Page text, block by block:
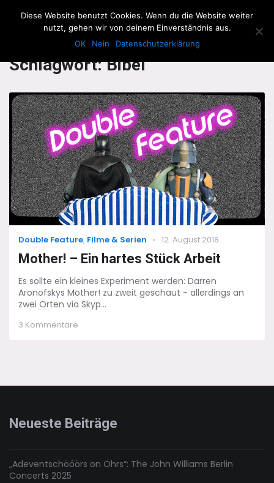
The Howling Men
Schlagwort:Bibel
Categories
Double Feature, Filme & Serien
Posted
12. August 2018
Mother! – Ein hartes Stück Arbeit
Es sollte ein kleines Experiment werden: Darren
Aronofskys Mother! zu zweit geschaut - allerdings an
zwei Orten via Skyp...
3 Kommentare
Neueste Beiträge
„Adeventschööörs on Öhrs“: The John Williams Berlin
Concerts 2025
Diese Website benutzt Cookies. Wenn du die Website weiter
nutzt, gehen wir von deinem Einverständnis aus.
OK
Nein Datenschutzerklärung